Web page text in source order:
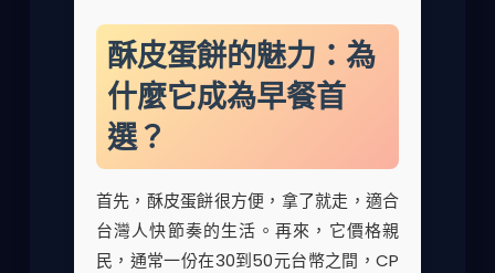
酥皮蛋餅的魅力：為
什麼它成為早餐首
選？
首先，酥皮蛋餅很方便，拿了就走，適合
台灣人快節奏的生活。再來，它價格親
民，通常一份在30到50元台幣之間，CP